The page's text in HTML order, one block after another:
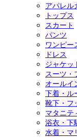
アパレル
トップス
スカート
パンツ
ワンピー
ドレス
ジャケッ
スーツ・
オールイ
下着・ル
靴下・フ
マタニテ
浴衣・下
水着・マ